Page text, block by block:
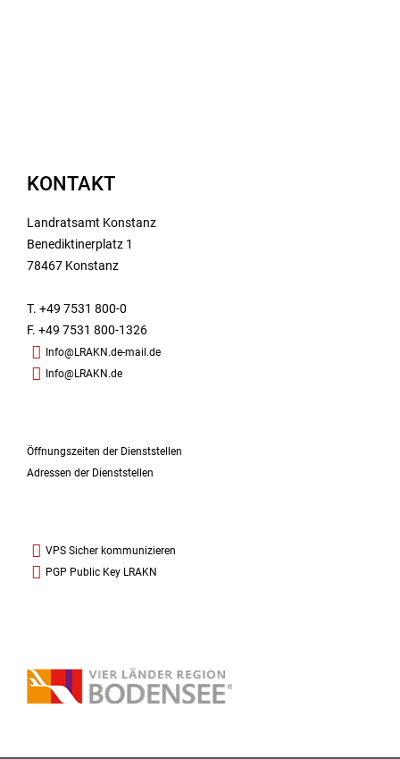
KONTAKT
Landratsamt Konstanz
Benediktinerplatz 1
78467 Konstanz
T. +49 7531 800-0
F. +49 7531 800-1326
Info@LRAKN.de-mail.de
Info@LRAKN.de
Öffnungszeiten der Dienststellen
Adressen der Dienststellen
VPS Sicher kommunizieren
PGP Public Key LRAKN